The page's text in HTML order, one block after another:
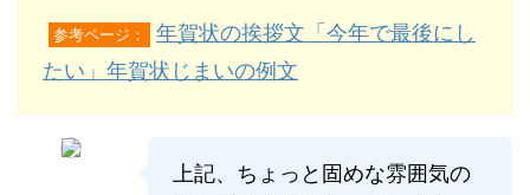
参考ページ：
年賀状の挨拶文「今年で最後にし
たい」年賀状じまいの例文
上記、ちょっと固めな雰囲気の